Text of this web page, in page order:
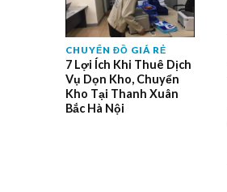
CHUYỂN ĐỒ GIÁ RẺ
7 Lợi Ích Khi Thuê Dịch
Vụ Dọn Kho, Chuyển
Kho Tại Thanh Xuân
Bắc Hà Nội